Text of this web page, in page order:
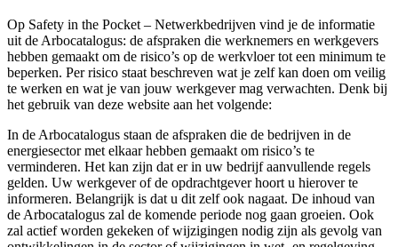
Op Safety in the Pocket – Netwerkbedrijven vind je de informatie
uit de Arbocatalogus: de afspraken die werknemers en werkgevers
hebben gemaakt om de risico’s op de werkvloer tot een minimum te
beperken. Per risico staat beschreven wat je zelf kan doen om veilig
te werken en wat je van jouw werkgever mag verwachten. Denk bij
het gebruik van deze website aan het volgende:
In de Arbocatalogus staan de afspraken die de bedrijven in de
energiesector met elkaar hebben gemaakt om risico’s te
verminderen. Het kan zijn dat er in uw bedrijf aanvullende regels
gelden. Uw werkgever of de opdrachtgever hoort u hierover te
informeren. Belangrijk is dat u dit zelf ook nagaat. De inhoud van
de Arbocatalogus zal de komende periode nog gaan groeien. Ook
zal actief worden gekeken of wijzigingen nodig zijn als gevolg van